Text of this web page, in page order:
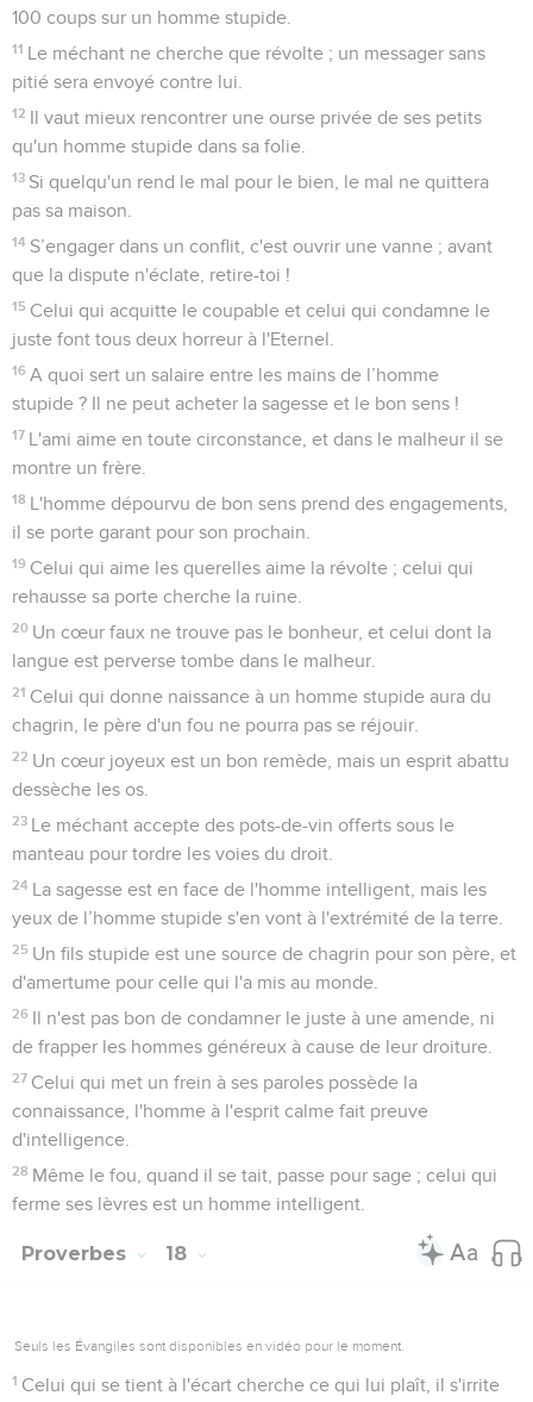
100 coups sur un homme stupide.
11 Le méchant ne cherche que révolte ; un messager sans
pitié sera envoyé contre lui.
12 Il vaut mieux rencontrer une ourse privée de ses petits
qu'un homme stupide dans sa folie.
13 Si quelqu'un rend le mal pour le bien, le mal ne quittera
pas sa maison.
14 S’engager dans un conflit, c'est ouvrir une vanne ; avant
que la dispute n'éclate, retire-toi !
15 Celui qui acquitte le coupable et celui qui condamne le
juste font tous deux horreur à l'Eternel.
16 A quoi sert un salaire entre les mains de l’homme
stupide ? Il ne peut acheter la sagesse et le bon sens !
17 L'ami aime en toute circonstance, et dans le malheur il se
montre un frère.
18 L'homme dépourvu de bon sens prend des engagements,
il se porte garant pour son prochain.
19 Celui qui aime les querelles aime la révolte ; celui qui
rehausse sa porte cherche la ruine.
20 Un cœur faux ne trouve pas le bonheur, et celui dont la
langue est perverse tombe dans le malheur.
21 Celui qui donne naissance à un homme stupide aura du
chagrin, le père d'un fou ne pourra pas se réjouir.
22 Un cœur joyeux est un bon remède, mais un esprit abattu
dessèche les os.
23 Le méchant accepte des pots-de-vin offerts sous le
manteau pour tordre les voies du droit.
24 La sagesse est en face de l'homme intelligent, mais les
yeux de l’homme stupide s'en vont à l'extrémité de la terre.
25 Un fils stupide est une source de chagrin pour son père, et
d'amertume pour celle qui l'a mis au monde.
26 Il n'est pas bon de condamner le juste à une amende, ni
de frapper les hommes généreux à cause de leur droiture.
27 Celui qui met un frein à ses paroles possède la
connaissance, l'homme à l'esprit calme fait preuve
d'intelligence.
28 Même le fou, quand il se tait, passe pour sage ; celui qui
ferme ses lèvres est un homme intelligent.
Proverbes 18
Seuls les Évangiles sont disponibles en vidéo pour le moment.
1 Celui qui se tient à l'écart cherche ce qui lui plaît, il s'irrite